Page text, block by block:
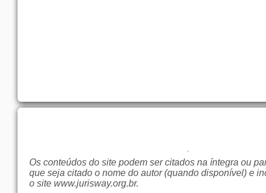
Os conteúdos do site podem ser citados na íntegra ou
que seja citado o nome do autor (quando disponível) e
o site www.jurisway.org.br.